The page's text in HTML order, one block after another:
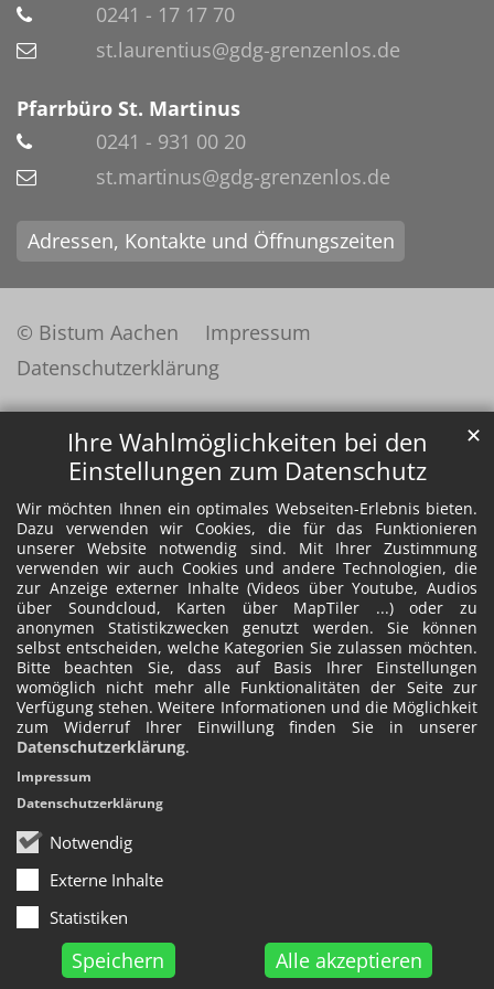
Ihre Wahlmöglichkeiten bei den
Einstellungen zum Datenschutz
Wir möchten Ihnen ein optimales Webseiten-Erlebnis bieten.
Dazu verwenden wir Cookies, die für das Funktionieren
unserer Website notwendig sind. Mit Ihrer Zustimmung
verwenden wir auch Cookies und andere Technologien, die
zur Anzeige externer Inhalte (Videos über Youtube, Audios
über Soundcloud, Karten über MapTiler ...) oder zu
anonymen Statistikzwecken genutzt werden. Sie können
selbst entscheiden, welche Kategorien Sie zulassen möchten.
Bitte beachten Sie, dass auf Basis Ihrer Einstellungen
womöglich nicht mehr alle Funktionalitäten der Seite zur
Verfügung stehen. Weitere Informationen und die Möglichkeit
zum Widerruf Ihrer Einwillung finden Sie in unserer
Datenschutzerklärung.
Notwendig
Externe Inhalte
Statistiken
Speichern Alle akzeptieren
✕
Impressum
Datenschutzerklärung
0241 - 17 17 70
st.laurentius@gdg-grenzenlos.de
Pfarrbüro St. Martinus
0241 - 931 00 20
st.martinus@gdg-grenzenlos.de
Adressen, Kontakte und Öffnungszeiten
© Bistum Aachen
Impressum
Datenschutzerklärung